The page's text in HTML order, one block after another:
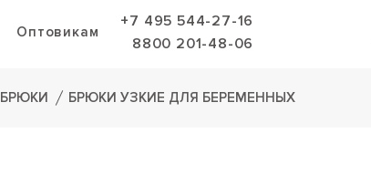
Оптовикам
+7 495 544-27-16
8800 201-48-06
БРЮКИ БРЮКИ УЗКИЕ ДЛЯ БЕРЕМЕННЫХ